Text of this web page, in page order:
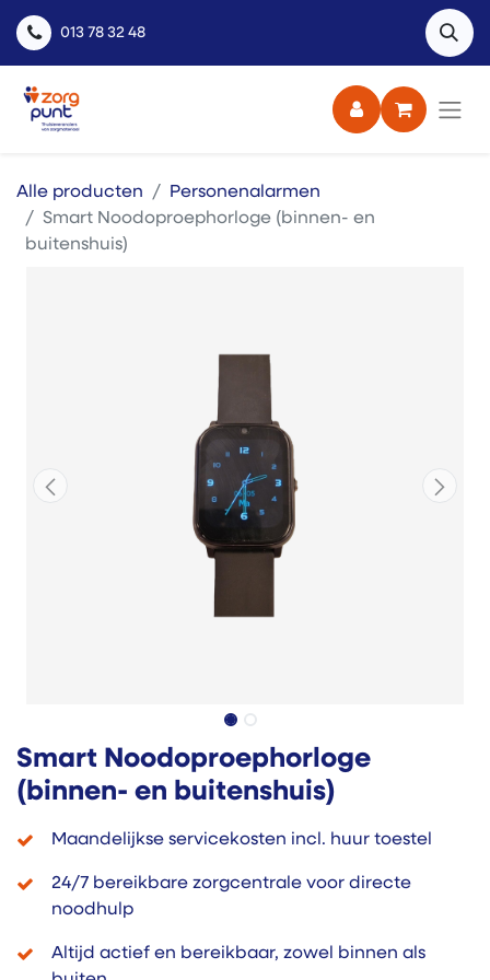
013 78 32 48
Alle producten
Personenalarmen
Smart Noodoproephorloge (binnen- en
buitenshuis)
Smart Noodoproephorloge
(binnen- en buitenshuis)
Maandelijkse servicekosten incl. huur toestel
24/7 bereikbare zorgcentrale voor directe
noodhulp
Altijd actief en bereikbaar, zowel binnen als